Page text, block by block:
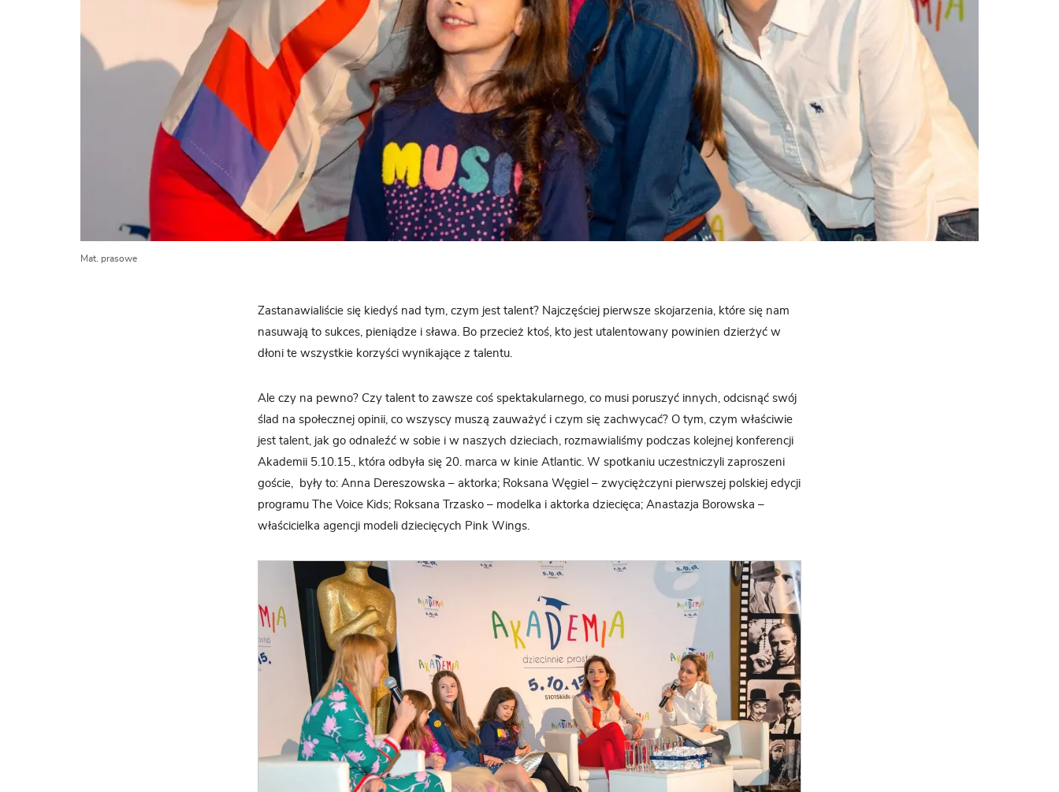
Mat. prasowe
Zastanawialiście się kiedyś nad tym, czym jest talent? Najczęściej pierwsze skojarzenia, które się nam
nasuwają to sukces, pieniądze i sława. Bo przecież ktoś, kto jest utalentowany powinien dzierżyć w
dłoni te wszystkie korzyści wynikające z talentu.
Ale czy na pewno? Czy talent to zawsze coś spektakularnego, co musi poruszyć innych, odcisnąć swój
ślad na społecznej opinii, co wszyscy muszą zauważyć i czym się zachwycać? O tym, czym właściwie
jest talent, jak go odnaleźć w sobie i w naszych dzieciach, rozmawialiśmy podczas kolejnej konferencji
Akademii 5.10.15., która odbyła się 20. marca w kinie Atlantic. W spotkaniu uczestniczyli zaproszeni
goście, były to: Anna Dereszowska – aktorka; Roksana Węgiel – zwyciężczyni pierwszej polskiej edycji
programu The Voice Kids; Roksana Trzasko – modelka i aktorka dziecięca; Anastazja Borowska –
właścicielka agencji modeli dziecięcych Pink Wings.